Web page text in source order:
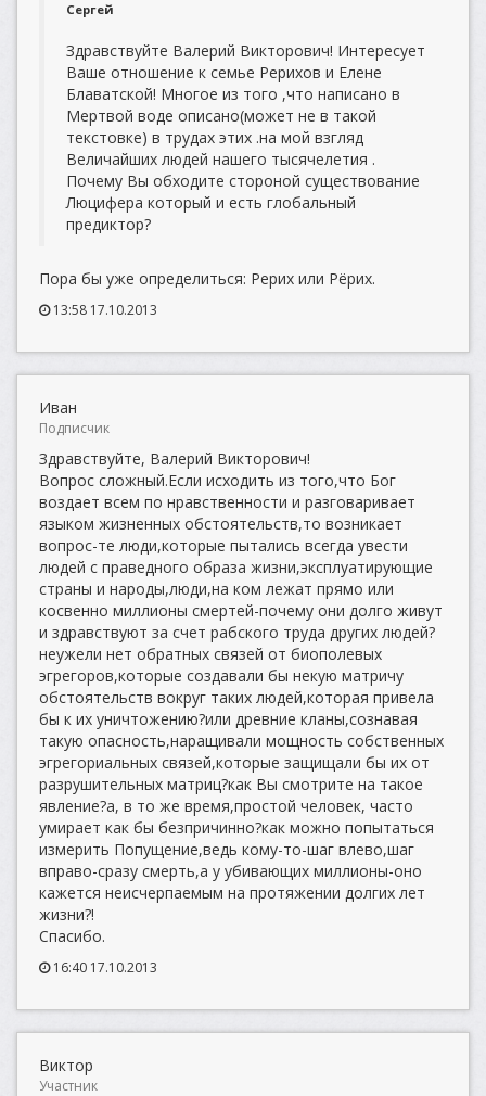
Сергей
Здравствуйте Валерий Викторович! Интересует
Ваше отношение к семье Рерихов и Елене
Блаватской! Многое из того ,что написано в
Мертвой воде описано(может не в такой
текстовке) в трудах этих .на мой взгляд
Величайших людей нашего тысячелетия .
Почему Вы обходите стороной существование
Люцифера который и есть глобальный
предиктор?
Пора бы уже определиться: Рерих или Рёрих.
13:58 17.10.2013
Иван
Подписчик
Здравствуйте, Валерий Викторович!
Вопрос сложный.Если исходить из того,что Бог
воздает всем по нравственности и разговаривает
языком жизненных обстоятельств,то возникает
вопрос-те люди,которые пытались всегда увести
людей с праведного образа жизни,эксплуатирующие
страны и народы,люди,на ком лежат прямо или
косвенно миллионы смертей-почему они долго живут
и здравствуют за счет рабского труда других людей?
неужели нет обратных связей от биополевых
эгрегоров,которые создавали бы некую матричу
обстоятельств вокруг таких людей,которая привела
бы к их уничтожению?или древние кланы,сознавая
такую опасность,наращивали мощность собственных
эгрегориальных связей,которые защищали бы их от
разрушительных матриц?как Вы смотрите на такое
явление?а, в то же время,простой человек, часто
умирает как бы безпричинно?как можно попытаться
измерить Попущение,ведь кому-то-шаг влево,шаг
вправо-сразу смерть,а у убивающих миллионы-оно
кажется неисчерпаемым на протяжении долгих лет
жизни?!
Спасибо.
16:40 17.10.2013
Виктор
Участник